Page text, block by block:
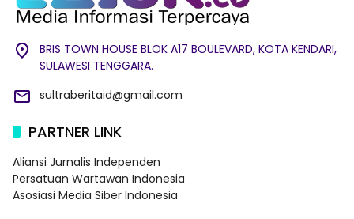
BRIS TOWN HOUSE BLOK A17 BOULEVARD, KOTA KENDARI,
SULAWESI TENGGARA.
sultraberitaid@gmail.com
PARTNER LINK
Aliansi Jurnalis Independen
Persatuan Wartawan Indonesia
Asosiasi Media Siber Indonesia